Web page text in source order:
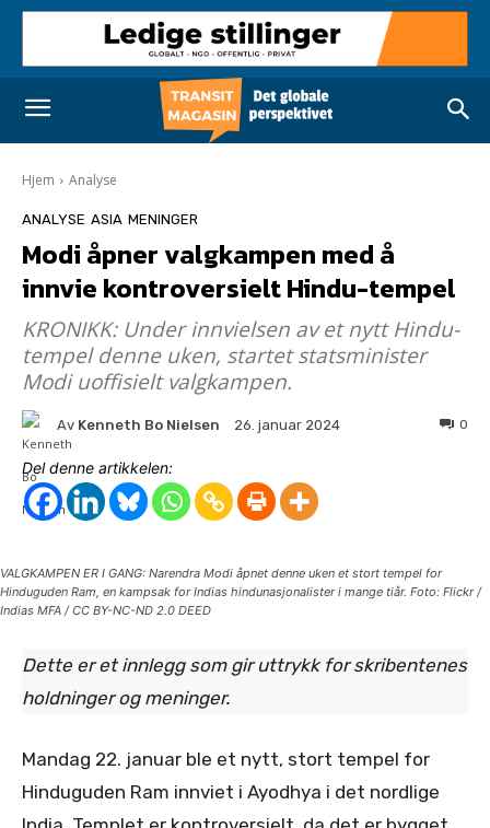
Hjem Analyse
ANALYSE ASIA MENINGER
Modi åpner valgkampen med å
innvie kontroversielt Hindu-tempel
KRONIKK: Under innvielsen av et nytt Hindu-
tempel denne uken, startet statsminister
Modi uoffisielt valgkampen.
Av Kenneth Bo Nielsen 26. januar 2024 0
Del denne artikkelen:
VALGKAMPEN ER I GANG: Narendra Modi åpnet denne uken et stort tempel for
Hinduguden Ram, en kampsak for Indias hindunasjonalister i mange tiår. Foto: Flickr /
Indias MFA / CC BY-NC-ND 2.0 DEED
Dette er et innlegg som gir uttrykk for skribentenes
holdninger og meninger.
Mandag 22. januar ble et nytt, stort tempel for
Hinduguden Ram innviet i Ayodhya i det nordlige